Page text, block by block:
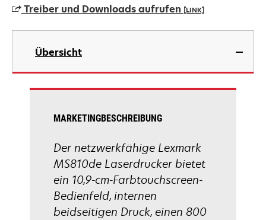
neuen
Registerkarte
Treiber und Downloads aufrufen [LINK]
wird
einer
neuen
Registerkarte
Übersicht
MARKETINGBESCHREIBUNG
Der netzwerkfähige Lexmark
MS810de Laserdrucker bietet
ein 10,9-cm-Farbtouchscreen-
Bedienfeld, internen
beidseitigen Druck, einen 800